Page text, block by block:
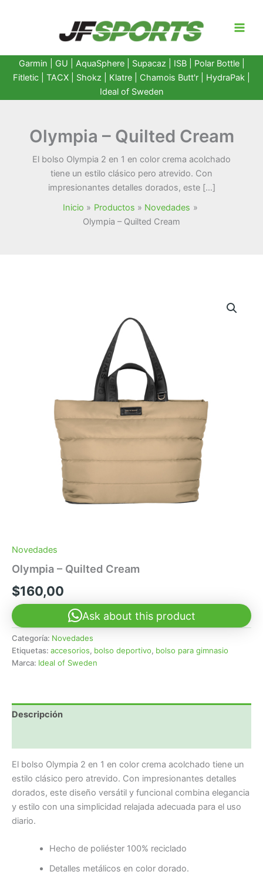
Garmin GU AquaSphere| Supacaz | ISB | Polar Bottle|
Fitletic
TACX Shokz Klatre Chamois Butt'r HydraPak
Ideal of Sweden
Olympia – Quilted Cream
El bolso Olympia 2 en 1 en color crema acolchado
tiene un estilo clásico pero atrevido. Con
impresionantes detalles dorados, este […]
Inicio
Productos
Novedades
Olympia – Quilted Cream
Novedades
Olympia – Quilted Cream
$160,00
Ask about this product
Categoría: Novedades
Etiquetas: accesorios, bolso deportivo, bolso para gimnasio
Marca: Ideal of Sweden
Descripción
El bolso Olympia 2 en 1 en color crema acolchado tiene un
estilo clásico pero atrevido. Con impresionantes detalles
dorados, este diseño versátil y funcional combina elegancia
y estilo con una simplicidad relajada adecuada para el uso
diario.
Hecho de poliéster 100% reciclado
Detalles metálicos en color dorado.